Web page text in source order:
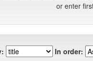
or enter
In order: